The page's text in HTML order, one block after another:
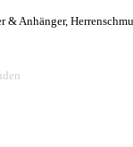
Anhänger,